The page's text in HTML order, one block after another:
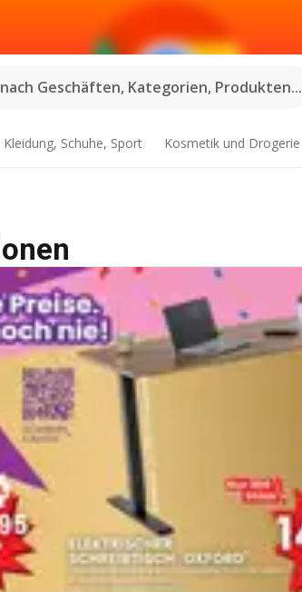
Geschäften, Kategorien, Produkten...
Kleidung, Schuhe, Sport Kosmetik und Drogerie